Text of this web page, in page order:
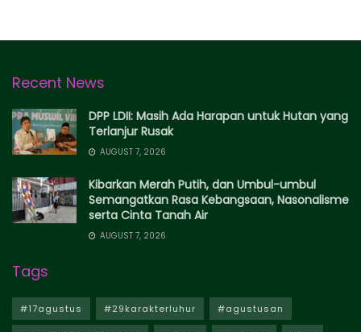
Recent News
DPP LDII: Masih Ada Harapan untuk Hutan yang
Terlanjur Rusak
AUGUST 7, 2026
Kibarkan Merah Putih, dan Umbul-umbul
Semangatkan Rasa Kebangsaan, Nasonalisme
serta Cinta Tanah Air
AUGUST 7, 2026
Tags
#17agustus #29karakterluhur #agustusan